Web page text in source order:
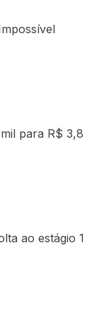
para R$ 3,8
ao estágio 1